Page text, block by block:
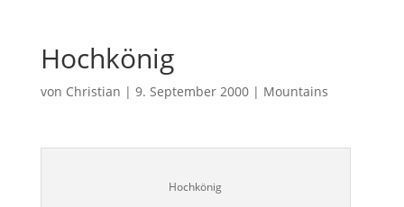
Hochkönig
von Christian | 9. September 2000| Mountains
Hochkönig